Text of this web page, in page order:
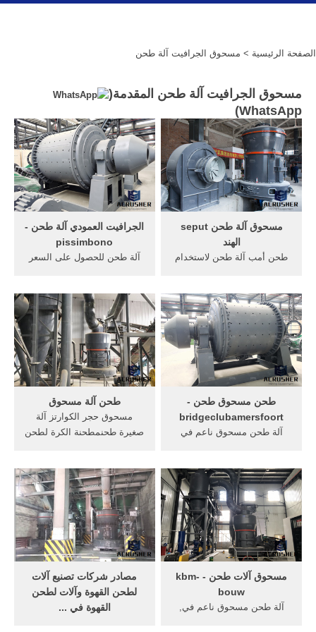
الصفحة الرئيسية > مسحوق الجرافيت آلة طحن
مسحوق الجرافيت آلة طحن المقدمة(
WhatsApp
)
الجرافيت العمودي آلة طحن -
pissimbono
آلة طحن للحصول على السعر
طبقة التجميع آلة طحن ومصنعو
آلة طحن يُخدمون بشبكة
فيديوات آلة طحن متواجدة .
الدردشة مع المبيعات » ح
الأسعار طحنetspower.الإنتاج
الصيني
مسحوق آلة طحن seput
الهند
طحن أمب آلة طحن لاستخدام
الهيدروليكي. الشركة المصنعة
للجهاز اسطواني طحن في
الهند, آلة سحق في الهند,
لاستخدام مجموعة ....
طحن آلة مسحوق
مسحوق حجر الكوارتز آلة
صغيرة طحنمطحنة الكرة لطحن
محطم الحجر إلى -الطاحن
لطحن الحجر إلى
مسحوق-,مسحوق طحن
المعدات Amortier
العقيقالمعدن، الطاحن .
طحن مسحوق طحن -
bridgeclubamersfoort
آلة طحن مسحوق ناعم في
الموارد المعدنية المختلفة وأنها
تمثل سوقا مهما تجهيز المعادن
ومع تطور الاقتصاد المحلي، يتم
بناؤها الكثير من محطات
المعالجة المعدنية هناك.
مصادر شركات تصنيع آلات
لطحن القهوة وآلات لطحن
القهوة في ...
مسحوق آلات طحن - kbm-
bouw
آلة طحن مسحوق ناعم في,